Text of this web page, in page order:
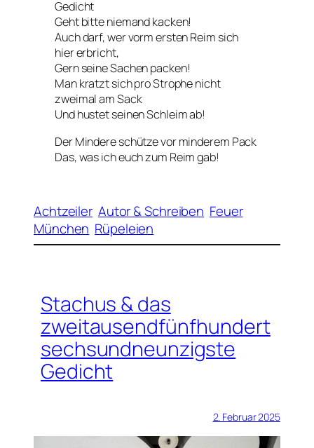
Gedicht
Geht bitte niemand kacken!
Auch darf, wer vorm ersten Reim sich
hier erbricht,
Gern seine Sachen packen!
Man kratzt sich pro Strophe nicht
zweimal am Sack
Und hustet seinen Schleim ab!
Der Mindere schütze vor minderem Pack
Das, was ich euch zum Reim gab!
Achtzeiler Autor & Schreiben Feuer
München Rüpeleien
Stachus & das
zweitausendfünfhundert
sechsundneunzigste
Gedicht
2. Februar 2025